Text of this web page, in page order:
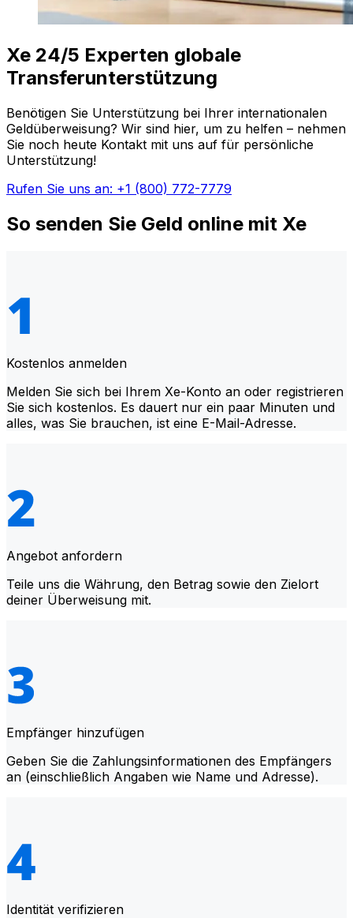
Xe 24/5 Experten globale
Transferunterstützung
Benötigen Sie Unterstützung bei Ihrer internationalen
Geldüberweisung? Wir sind hier, um zu helfen – nehmen
Sie noch heute Kontakt mit uns auf für persönliche
Unterstützung!
Rufen Sie uns an: +1 (800) 772-7779
So senden Sie Geld online mit Xe
Kostenlos anmelden
Melden Sie sich bei Ihrem Xe-Konto an oder registrieren
Sie sich kostenlos. Es dauert nur ein paar Minuten und
alles, was Sie brauchen, ist eine E-Mail-Adresse.
Angebot anfordern
Teile uns die Währung, den Betrag sowie den Zielort
deiner Überweisung mit.
Empfänger hinzufügen
Geben Sie die Zahlungsinformationen des Empfängers
an (einschließlich Angaben wie Name und Adresse).
Identität verifizieren